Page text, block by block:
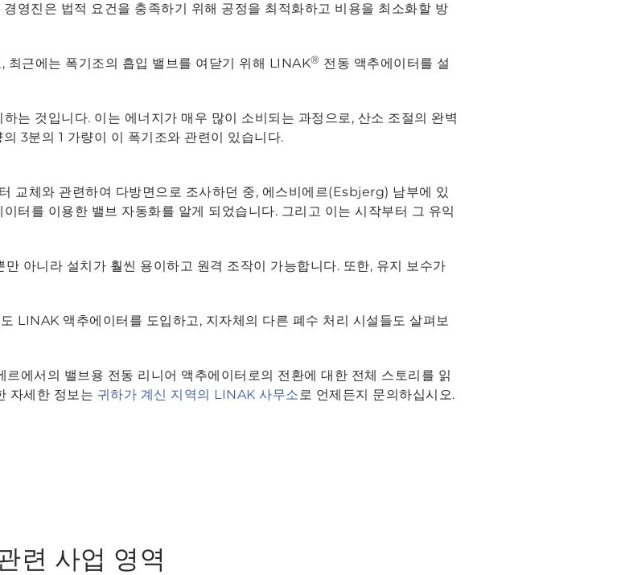
영진은 법적 요건을 충족하기 위해 공정을 최적화하고 비용을 최소화할 방
근에는 폭기조의 흡입 밸브를 여닫기 위해 LINAK® 전동 액추에이터를 설
는 것입니다. 이는 에너지가 매우 많이 소비되는 과정으로, 산소 조절의 완벽
3분의 1 가량이 이 폭기조와 관련이 있습니다.
교체와 관련하여 다방면으로 조사하던 중, 에스비에르(Esbjerg) 남부에 있
터를 이용한 밸브 자동화를 알게 되었습니다. 그리고 이는 시작부터 그 유익
아니라 설치가 훨씬 용이하고 원격 조작이 가능합니다. 또한, 유지 보수가
LINAK 액추에이터를 도입하고, 지자체의 다른 폐수 처리 시설들도 살펴보
에서의 밸브용 전동 리니어 액추에이터로의 전환에 대한 전체 스토리를 읽
자세한 정보는 귀하가 계신 지역의 LINAK 사무소로 언제든지 문의하십시오.
련 사업 영역